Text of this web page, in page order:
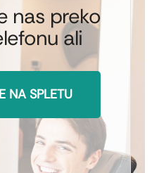
nas preko
ali
NA SPLETU